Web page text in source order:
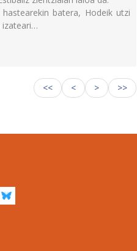
batera, Hodeik utzi
izateari…
<< < > >>